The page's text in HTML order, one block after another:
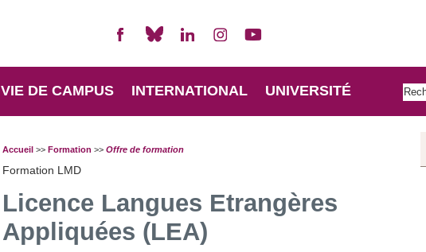
VIE DE CAMPUS INTERNATIONAL UNIVERSITÉ
Accueil>> Formation >> Offre de formation
Formation LMD
Licence Langues Etrangères
Appliquées (LEA)